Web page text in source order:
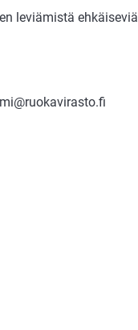
leviämistä ehkäiseviä